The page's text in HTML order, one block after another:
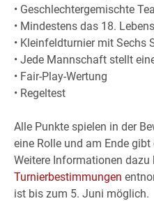
• Geschlechtergemischte
• Mindestens das 18.
• Kleinfeldturnier mit Sechs
• Jede Mannschaft stellt
• Fair-Play-Wertung
• Regeltest
Alle Punkte spielen in der
eine Rolle und am Ende
Weitere Informationen dazu
Turnierbestimmungen
ist bis zum 5. Juni möglich.